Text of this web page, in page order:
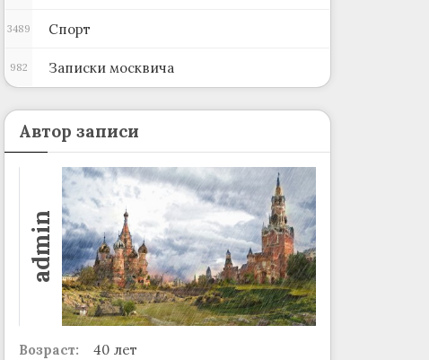
Спорт
3489
Записки москвича
982
Автор записи
admin
Возраст:
40 лет